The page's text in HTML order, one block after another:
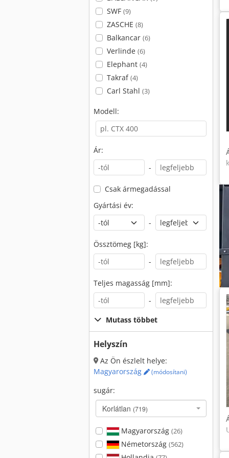
SWF (9)
ZASCHE (8)
Balkancar (6)
Verlinde (6)
Elephant (4)
Takraf(4)
Carl Stahl (3)
Modell:
Ár:
-
Csak ármegadással
Gyártási év:
-
Össztömeg [kg]:
-
Teljes magasság [mm]:
-
Mutass többet
Helyszín
Az Ön észlelt helye:
Magyarország
(módosítani)
sugár:
Korlátlan (719)
Magyarország (26)
Németország (562)